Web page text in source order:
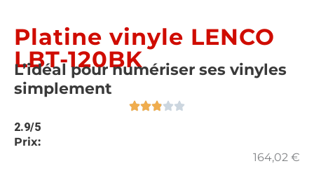
Platine vinyle LENCO
LBT-120BK
L’idéal pour numériser ses vinyles
simplement
2.9/5
Prix:
164,02 €